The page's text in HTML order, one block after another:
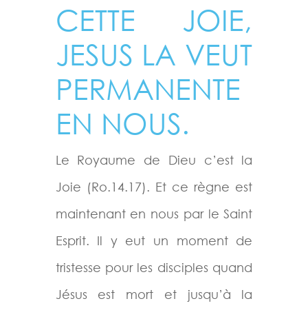
CETTE JOIE,
JESUS LA VEUT
PERMANENTE
EN NOUS.
Le Royaume de Dieu c’est la
Joie (Ro.14.17). Et ce règne est
maintenant en nous par le Saint
Esprit. Il y eut un moment de
tristesse pour les disciples quand
Jésus est mort et jusqu’à la